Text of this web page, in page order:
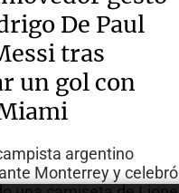
De Paul
tras
un gol con
argentino
Monterrey y celebró